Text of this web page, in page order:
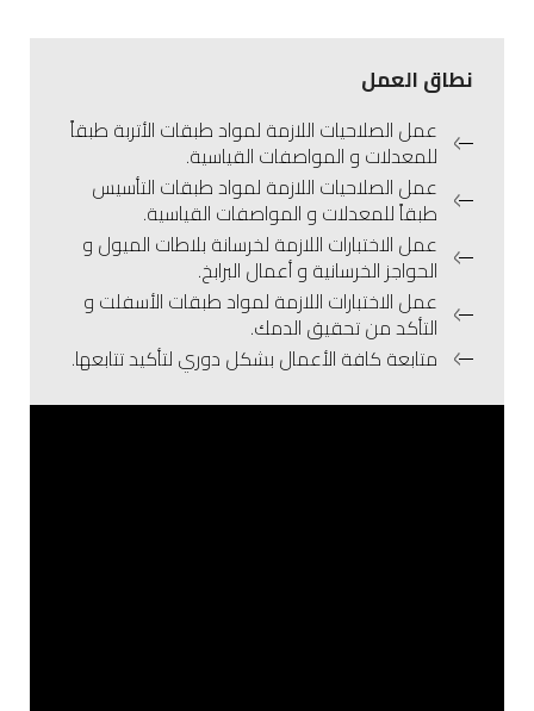
نطاق العمل
عمل الصلاحيات اللازمة لمواد طبقات الأتربة طبقاً
للمعدلات و المواصفات القياسية.
عمل الصلاحيات اللازمة لمواد طبقات التأسيس
طبقاً للمعدلات و المواصفات القياسية.
عمل الاختبارات اللازمة لخرسانة بلاطات الميول و
الحواجز الخرسانية و أعمال البرابخ.
عمل الاختبارات اللازمة لمواد طبقات الأسفلت و
التأكد من تحقيق الدمك.
متابعة كافة الأعمال بشكل دوري لتأكيد تتابعها.